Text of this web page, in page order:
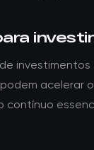
acelerar